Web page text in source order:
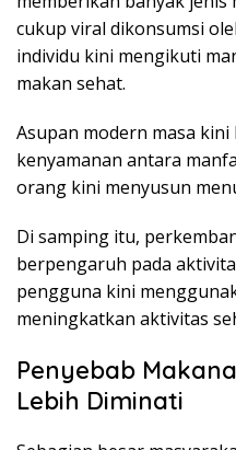
cukup viral dikonsumsi
individu kini mengikuti
makan sehat.
Asupan modern masa
kenyamanan antara
orang kini menyusun
Di samping itu,
berpengaruh pada
pengguna kini
meningkatkan aktivitas
Penyebab
Lebih Diminati